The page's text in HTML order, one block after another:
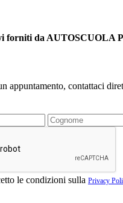
forniti da AUTOSCUOLA
appuntamento, contattaci
le condizioni sulla Privacy